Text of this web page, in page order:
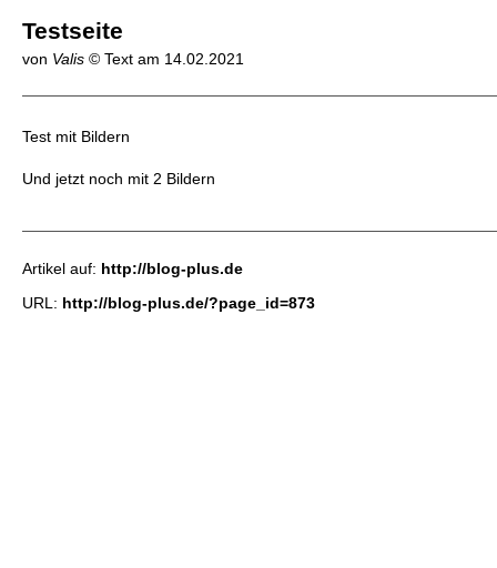
Testseite
von Valis© Text am 14.02.2021
Test mit Bildern
Und jetzt noch mit 2 Bildern
Artikel auf: http://blog-plus.de
URL: http://blog-plus.de/?page_id=873